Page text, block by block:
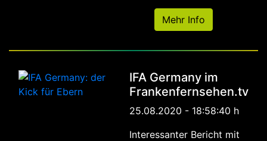
Mehr Info
IFA Germany im
Frankenfernsehen.tv
25.08.2020 - 18:58:40 h
Interessanter Bericht mit